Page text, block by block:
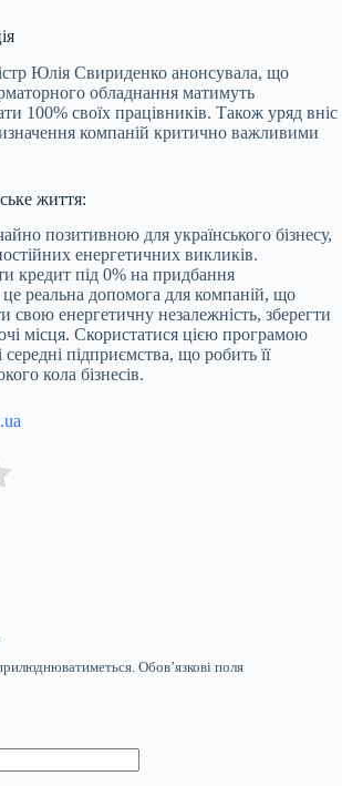
Юлія Свириденко анонсувала, що
обладнання матимуть
100% своїх працівників. Також уряд вніс
компаній критично важливими
життя:
позитивною для українського бізнесу,
енергетичних викликів.
кредит під 0% на придбання
реальна допомога для компаній, що
свою енергетичну незалежність, зберегти
місця. Скористатися цією програмою
підприємства, що робить її
кола бізнесів.
Обов’язкові поля